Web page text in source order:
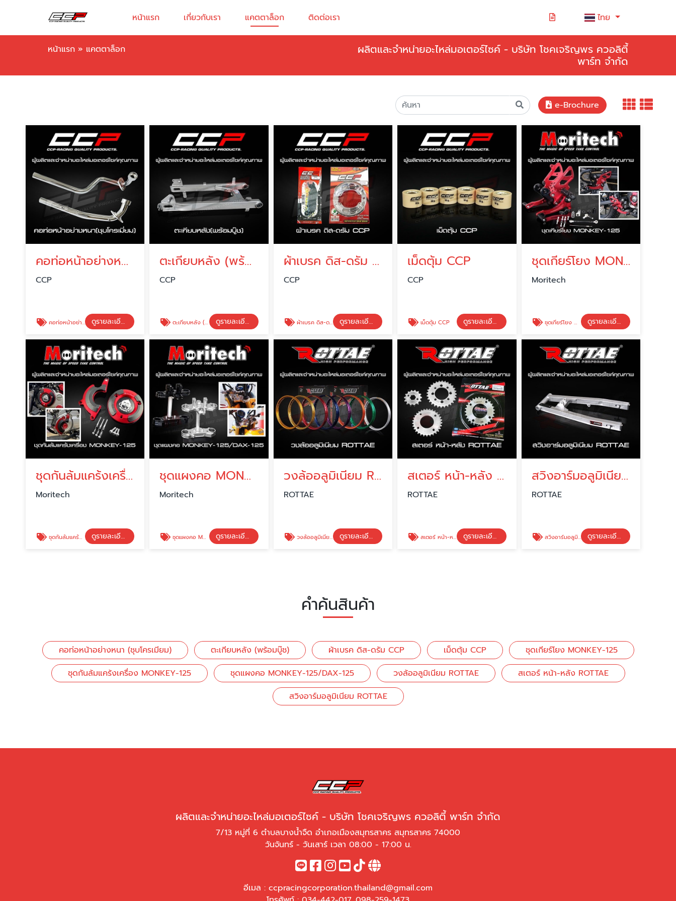
หน้าแรก เกี่ยวกับเรา แคตตาล็อก ติดต่อเรา ไทย
หน้าแรก » แคตตาล็อก
ผลิตและจำหน่ายอะไหล่มอเตอร์ไซค์ - บริษัท โชคเจริญพร ควอลิตี้
พาร์ท จำกัด
e-Brochure
คอท่อหน้าอย่างหนา (ชุบโครเมียม)
CCP
คอท่อหน้าอย่างหนา (ชุบโครเมียม) ดูรายละเอียด
ตะเกียบหลัง (พร้อมบู๊ช)
CCP
ตะเกียบหลัง (พร้อมบู๊ช) ดูรายละเอียด
ผ้าเบรค ดิส-ดรัม CCP
CCP
ผ้าเบรค ดิส-ดรัม CCP ดูรายละเอียด
เม็ดตุ้ม CCP
CCP
เม็ดตุ้ม CCP ดูรายละเอียด
ชุดเกียร์โยง MONKEY-125
Moritech
ชุดเกียร์โยง MONKEY-125 ดูรายละเอียด
ชุดกันล้มแคร้งเครื่อง MONKEY-125
Moritech
ชุดกันล้มแคร้งเครื่อง MONKEY-125 ดูรายละเอียด
ชุดแผงคอ MONKEY-125/DAX-125
Moritech
ชุดแผงคอ MONKEY-125/DAX-125 ดูรายละเอียด
วงล้ออลูมิเนียม ROTTAE
ROTTAE
วงล้ออลูมิเนียม ROTTAE ดูรายละเอียด
สเตอร์ หน้า-หลัง ROTTAE
ROTTAE
สเตอร์ หน้า-หลัง ROTTAE ดูรายละเอียด
สวิงอาร์มอลูมิเนียม ROTTAE
ROTTAE
สวิงอาร์มอลูมิเนียม ROTTAE ดูรายละเอียด
คำค้นสินค้า
คอท่อหน้าอย่างหนา (ชุบโครเมียม) ตะเกียบหลัง (พร้อมบู๊ช) ผ้าเบรค ดิส-ดรัม CCP เม็ดตุ้ม CCP
ชุดเกียร์โยง MONKEY-125
ชุดกันล้มแคร้งเครื่อง MONKEY-125
ชุดแผงคอ MONKEY-125/DAX-125 วงล้ออลูมิเนียม ROTTAE
สเตอร์ หน้า-หลัง ROTTAE
สวิงอาร์มอลูมิเนียม ROTTAE
ผลิตและจำหน่ายอะไหล่มอเตอร์ไซค์ - บริษัท โชคเจริญพร ควอลิตี้ พาร์ท จำกัด
7/13 หมู่ที่ 6 ตำบลบางน้ำจืด อำเภอเมืองสมุทรสาคร สมุทรสาคร 74000
วันจันทร์ - วันเสาร์ เวลา 08:00 - 17:00 น.
อีเมล : ccpracingcorporation.thailand@gmail.com